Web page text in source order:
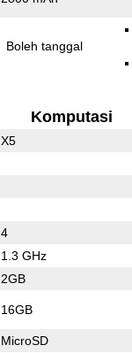
Boleh tanggal
Komputasi
X5
4
1.3 GHz
2GB
16GB
MicroSD